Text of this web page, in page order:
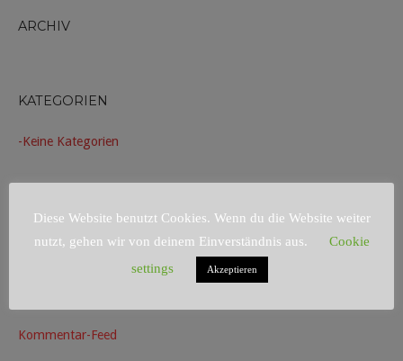
ARCHIV
KATEGORIEN
Keine Kategorien
META
Kommentar-Feed
Diese Website benutzt Cookies. Wenn du die Website weiter
nutzt, gehen wir von deinem Einverständnis aus.
Cookie
settings
Akzeptieren